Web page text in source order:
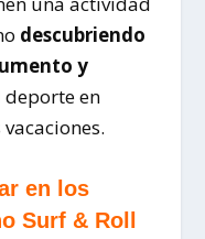
descubriendo
y
deporte en
en los
Surf & Roll